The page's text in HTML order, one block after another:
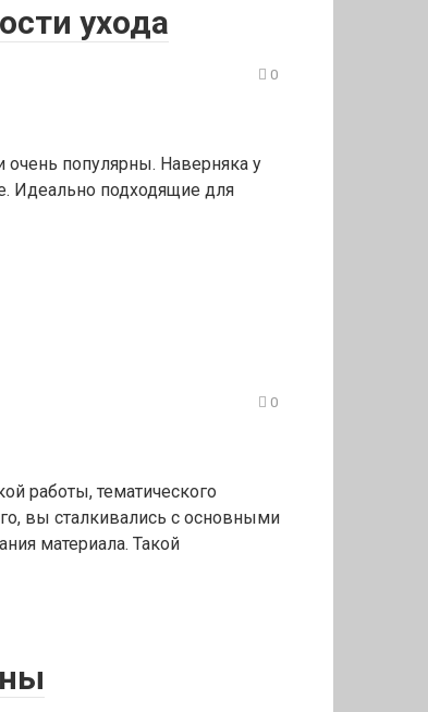
ухода
0
очень популярны. Наверняка у
Идеально подходящие для
0
работы, тематического
вы сталкивались с основными
материала. Такой